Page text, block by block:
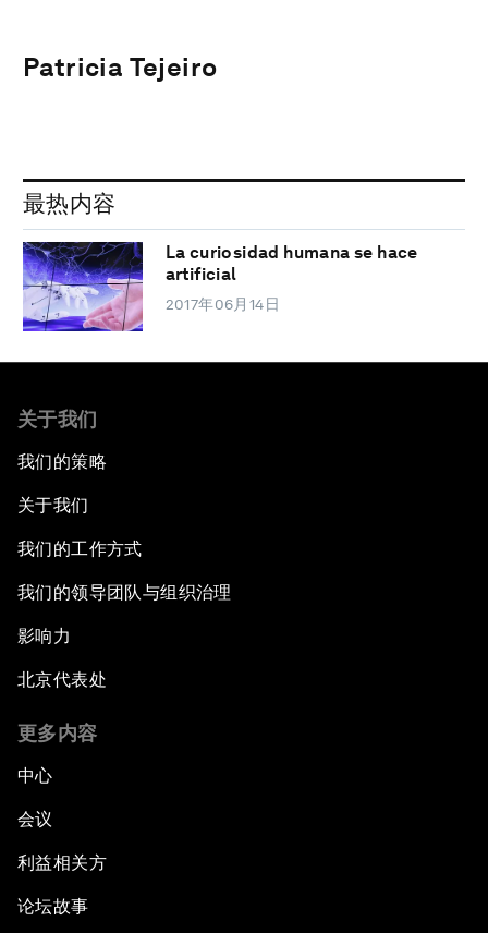
Patricia Tejeiro
最热内容
La curiosidad humana se hace
artificial
2017年06月14日
关于我们
我们的策略
关于我们
我们的工作方式
我们的领导团队与组织治理
影响力
北京代表处
更多内容
中心
会议
利益相关方
论坛故事